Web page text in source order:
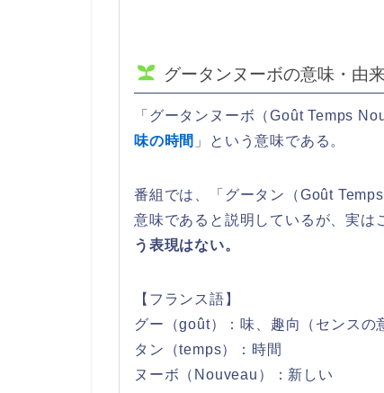
グータンヌーボの意味・由
「グータンヌーボ（Goût Temps
味の時間 」という意味である。
番組では、「グータン（Goût
意味であると説明しているが、実は
う表現はない。
【フランス語】
グー（goût）：味、趣向（センスの
タン（temps）：時間
ヌーボ（Nouveau）：新しい